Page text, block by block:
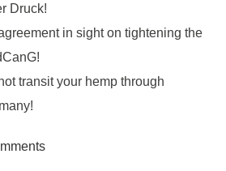
Druck!
in sight on tightening the
transit your hemp through